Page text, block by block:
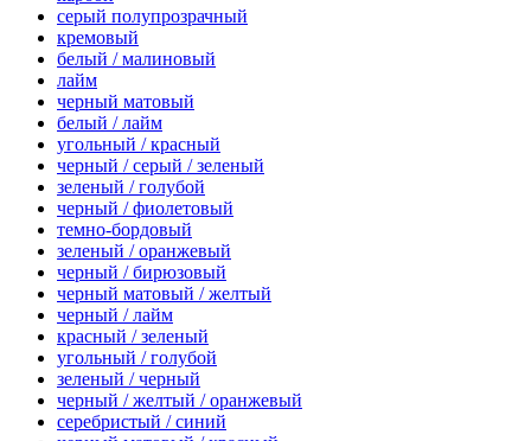
серый полупрозрачный
кремовый
белый / малиновый
лайм
черный матовый
белый / лайм
угольный / красный
черный / серый / зеленый
зеленый / голубой
черный / фиолетовый
темно-бордовый
зеленый / оранжевый
черный / бирюзовый
черный матовый / желтый
черный / лайм
красный / зеленый
угольный / голубой
зеленый / черный
черный / желтый / оранжевый
серебристый / синий